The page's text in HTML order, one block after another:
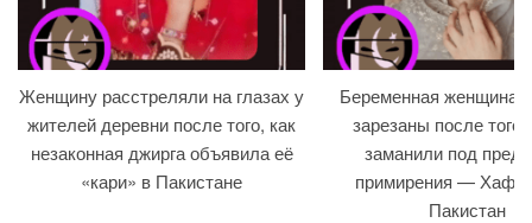
Женщину расстреляли на глазах у
жителей деревни после того, как
незаконная джирга объявила её
«кари» в Пакистане
Беременная женщина
зарезаны после того,
заманили под
примирения —
Пакистан